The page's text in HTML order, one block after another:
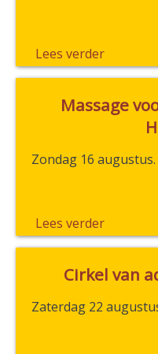
Lees verder
Massage
Zondag 16 augustus.
Lees verder
Cirkel van
Zaterdag 22